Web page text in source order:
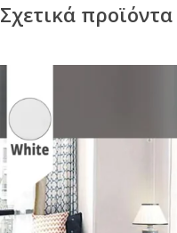
Σχετικά προϊόντα